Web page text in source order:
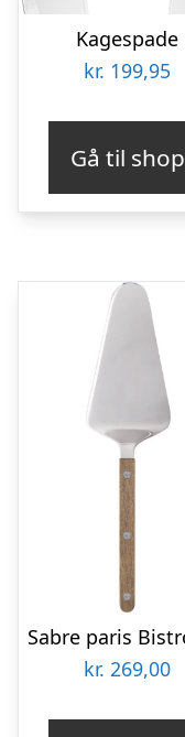
Kagespade
kr. 199,95
Gå til shop
kr. 269,00